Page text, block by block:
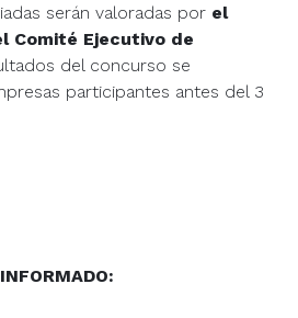
serán valoradas por el
Comité Ejecutivo de
del concurso se
participantes antes del 3